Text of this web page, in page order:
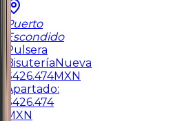
Puerto
Escondido
Pulsera
Bisutería Nueva
$426.474MXN
Apartado:
$426.474
MXN